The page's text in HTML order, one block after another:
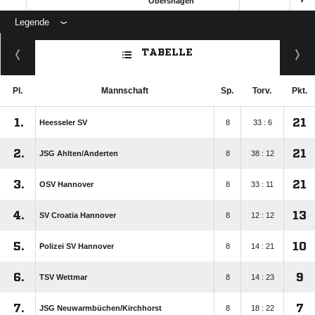
Legende
ANZEIGE
TABELLE
Pl. Mannschaft Sp. Torv. Pkt.
1. Heesseler SV 8 33 : 6 21
2. JSG Ahlten/​Anderten 8 38 : 12 21
3. OSV Hannover 8 33 : 11 21
4. SV Croatia Hannover 8 12 : 12 13
5. Polizei SV Hannover 8 14 : 21 10
6. TSV Wettmar 8 14 : 23 9
7. JSG Neuwarmbüchen/​Kirchhorst 8 18 : 22 7